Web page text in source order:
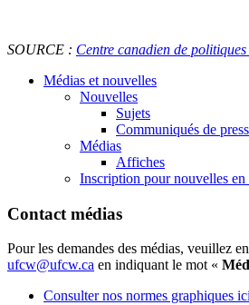
SOURCE : Centre canadien de
Médias et nouvelles
Nouvelles
Sujets
Communiqués de
Médias
Affiches
Inscription pour nouvelles en
Contact médias
Pour les demandes des médias, veuillez
ufcw@ufcw.ca en indiquant le mot «
Consulter nos normes graphiques